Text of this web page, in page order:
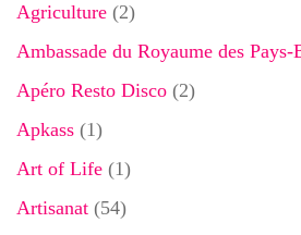
Agriculture (2)
Ambassade du Royaume des Pays-
Apéro Resto Disco (2)
Apkass (1)
Art of Life (1)
Artisanat (54)